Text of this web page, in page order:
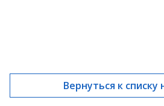
Вернуться к списку